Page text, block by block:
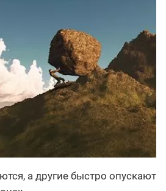
а другие быстро опускают